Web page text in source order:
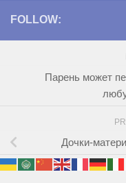
FOLLOW:
Парень может
Дочки-